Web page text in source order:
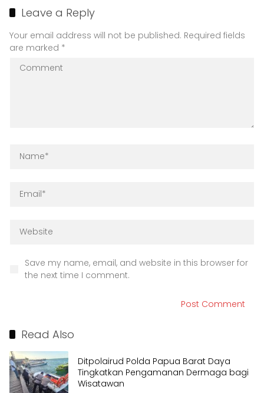
2026Leave a Reply
Your email address will not be published. Required fields
are marked *
Save my name, email, and website in this browser for
the next time I comment.
Read Also
Ditpolairud Polda Papua Barat Daya
Tingkatkan Pengamanan Dermaga bagi
Wisatawan